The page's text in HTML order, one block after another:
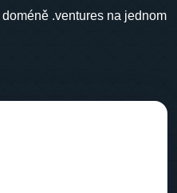
.ventures na jednom